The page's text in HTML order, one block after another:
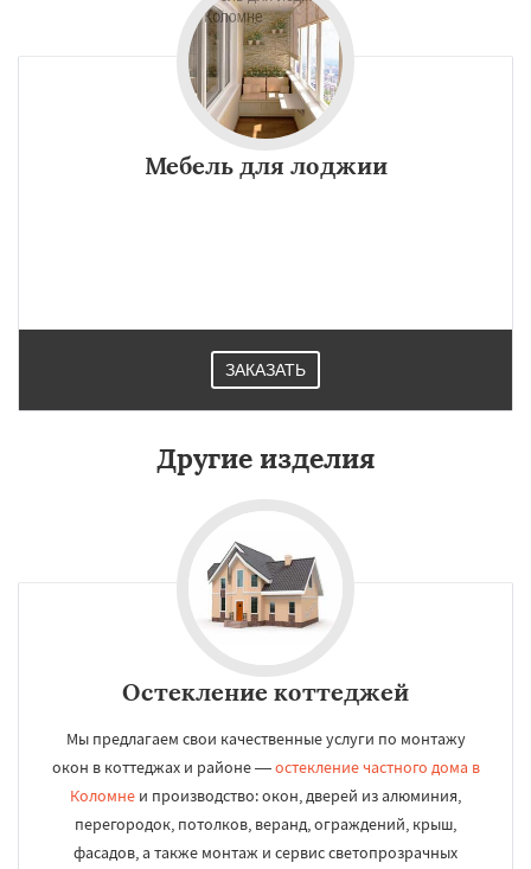
Мебель для лоджии
ЗАКАЗАТЬ
Другие изделия
Остекление коттеджей
Мы предлагаем свои качественные услуги по монтажу
окон в коттеджах и районе —остекление частного дома в
Коломне и производство: окон, дверей из алюминия,
перегородок, потолков, веранд, ограждений, крыш,
фасадов, а также монтаж и сервис светопрозрачных